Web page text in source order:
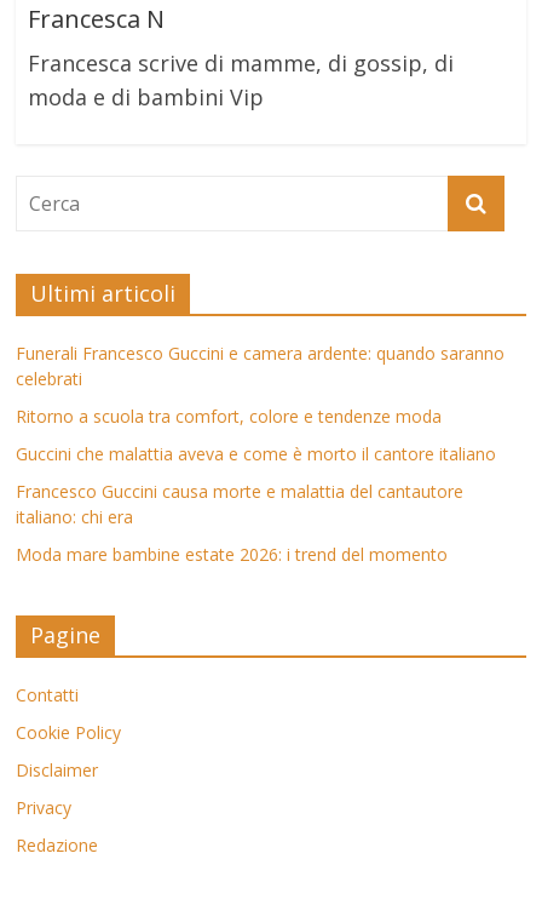
Francesca N
Francesca scrive di mamme, di gossip, di
moda e di bambini Vip
Ultimi articoli
Funerali Francesco Guccini e camera ardente: quando saranno
celebrati
Ritorno a scuola tra comfort, colore e tendenze moda
Guccini che malattia aveva e come è morto il cantore italiano
Francesco Guccini causa morte e malattia del cantautore
italiano: chi era
Moda mare bambine estate 2026: i trend del momento
Pagine
Contatti
Cookie Policy
Disclaimer
Privacy
Redazione